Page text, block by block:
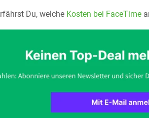
Du, welche Kosten bei FaceTime